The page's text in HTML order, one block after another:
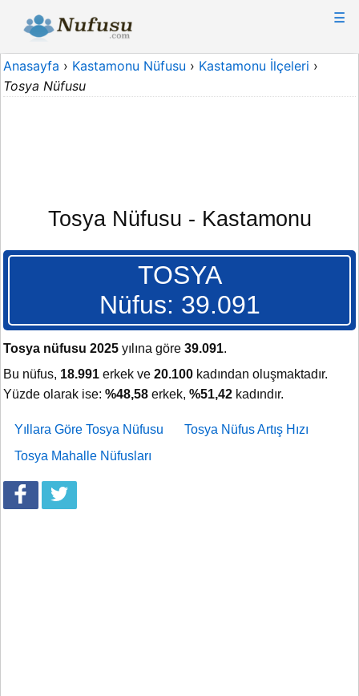
☰
Anasayfa › Kastamonu Nüfusu › Kastamonu İlçeleri ›
Tosya Nüfusu
Tosya Nüfusu - Kastamonu
TOSYA
Nüfus: 39.091
Tosya nüfusu 2025 yılına göre 39.091.
Bu nüfus, 18.991 erkek ve 20.100 kadından oluşmaktadır.
Yüzde olarak ise: %48,58 erkek, %51,42 kadındır.
Yıllara Göre Tosya Nüfusu
Tosya Nüfus Artış Hızı
Tosya Mahalle Nüfusları